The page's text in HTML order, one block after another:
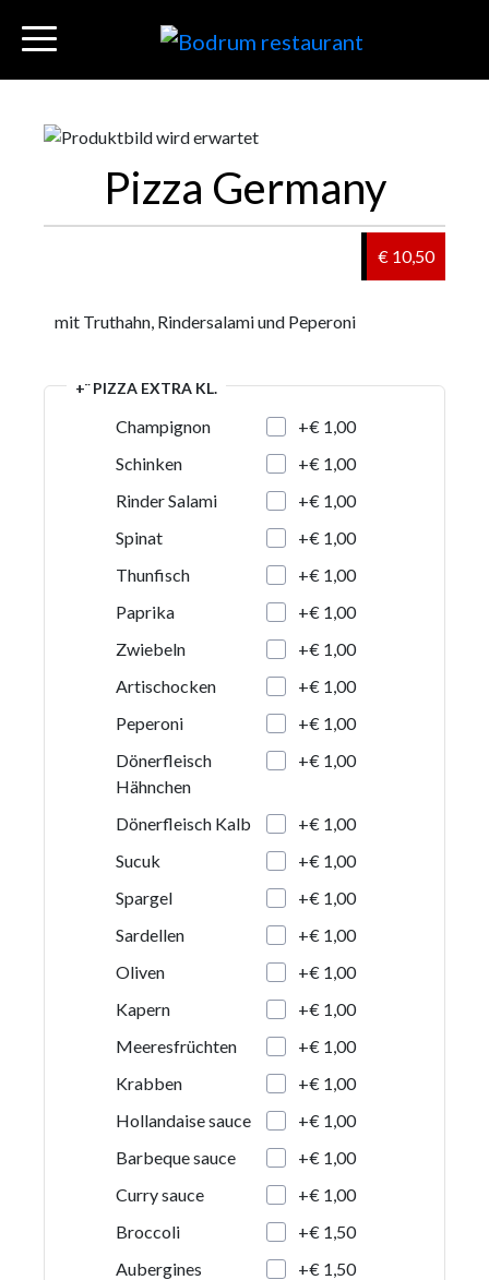
Pizza Germany
€ 10,50
mit Truthahn, Rindersalami und Peperoni
+¨ PIZZA EXTRA KL.
Champignon
+€ 1,00
Schinken
+€ 1,00
Rinder Salami
+€ 1,00
Spinat
+€ 1,00
Thunfisch
+€ 1,00
Paprika
+€ 1,00
Zwiebeln
+€ 1,00
Artischocken
+€ 1,00
Peperoni
+€ 1,00
Dönerfleisch
Hähnchen
+€ 1,00
Dönerfleisch Kalb
+€ 1,00
Sucuk
+€ 1,00
Spargel
+€ 1,00
Sardellen
+€ 1,00
Oliven
+€ 1,00
Kapern
+€ 1,00
Meeresfrüchten
+€ 1,00
Krabben
+€ 1,00
Hollandaise sauce
+€ 1,00
Barbeque sauce
+€ 1,00
Curry sauce
+€ 1,00
Broccoli
+€ 1,50
Aubergines
+€ 1,50